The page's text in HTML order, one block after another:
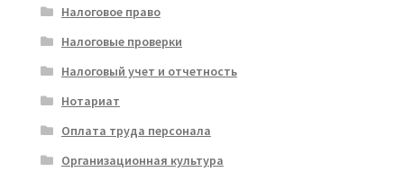
Налоговое право
Налоговые проверки
Налоговый учет и отчетность
Нотариат
Оплата труда персонала
Организационная культура